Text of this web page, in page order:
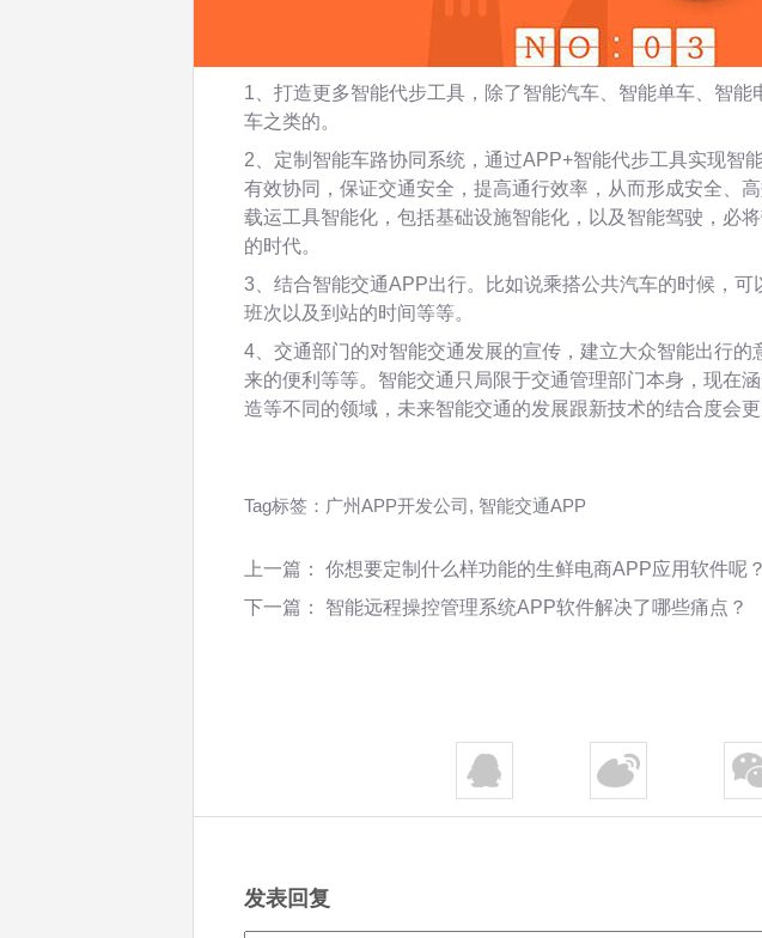
1、打造更多智能代步工具，除了智能汽车、智能单车、智能
车之类的。
2、定制智能车路协同系统，通过APP+智能代步工具实现智
有效协同，保证交通安全，提高通行效率，从而形成安全、
载运工具智能化，包括基础设施智能化，以及智能驾驶，必
的时代。
3、结合智能交通APP出行。比如说乘搭公共汽车的时候，可
班次以及到站的时间等等。
4、交通部门的对智能交通发展的宣传，建立大众智能出行的
来的便利等等。智能交通只局限于交通管理部门本身，现在
造等不同的领域，未来智能交通的发展跟新技术的结合度会更
Tag标签： 广州APP开发公司 , 智能交通APP
上一篇： 你想要定制什么样功能的生鲜电商APP应用软件呢？
下一篇： 智能远程操控管理系统APP软件解决了哪些痛点？
发表回复